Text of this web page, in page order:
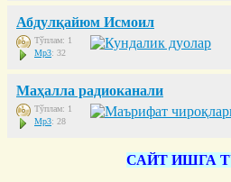
Абдулқайюм Исмоил
Тўплам: 1
Mp3: 32
Маҳалла радиоканали
Тўплам: 1
Mp3: 28
САЙТ ИШГА